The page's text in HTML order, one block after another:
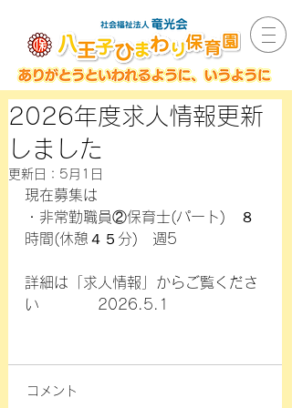
2026年度求人情報更新
しました
更新日： 5月1日
現在募集は
・非常勤職員②保育士(パート)　８
時間(休憩４５分)　週5
詳細は「求人情報」からご覧くださ
い　　　　2026.5.1
コメント